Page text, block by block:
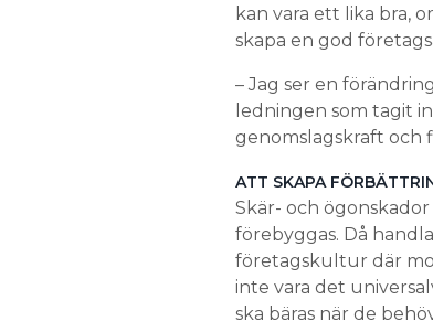
kan vara ett lika bra,
skapa en god
– Jag ser en
ledningen som tagit
genomslagskraft och
ATT SKAPA
Skär- och
förebyggas. Då
företagskultur där
inte vara det
ska bäras när de